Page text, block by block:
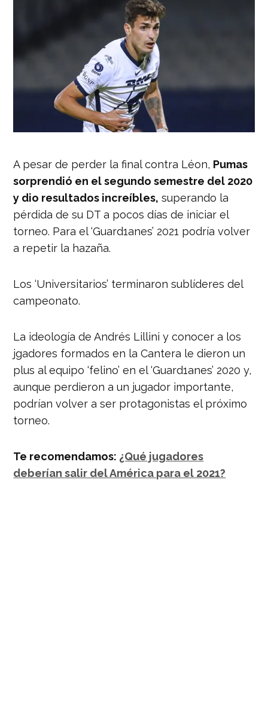
A pesar de perder la final contra Léon, Pumas
sorprendió en el segundo semestre del 2020
y dio resultados increíbles, superando la
pérdida de su DT a pocos días de iniciar el
torneo. Para el ‘Guard1anes’ 2021 podría volver
a repetir la hazaña.
Los ‘Universitarios’ terminaron sublíderes del
campeonato.
La ideología de Andrés Lillini y conocer a los
jgadores formados en la Cantera le dieron un
plus al equipo ‘felino’ en el ‘Guard1anes’ 2020 y,
aunque perdieron a un jugador importante,
podrían volver a ser protagonistas el próximo
torneo.
Te recomendamos: ¿Qué jugadores
deberían salir del América para el 2021?